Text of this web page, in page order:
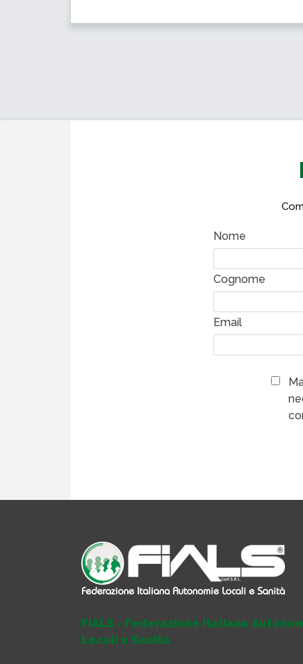
Nome
Cognome
Email
FIALS - Federazione Italiana
Locali e Sanità